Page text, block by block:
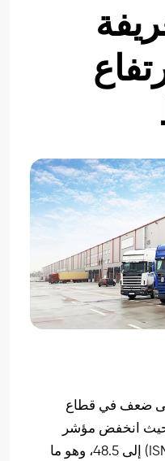
ضعف في قطاع
حيث انخفض مؤشر
مديري المشتريات التصنيعي (ISM) إلى 48.5، وهو ما